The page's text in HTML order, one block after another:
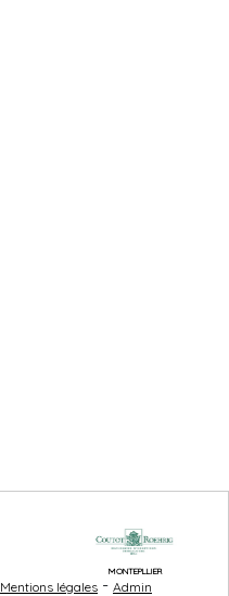
MONTEPLLIER
Mentions légales - Admin